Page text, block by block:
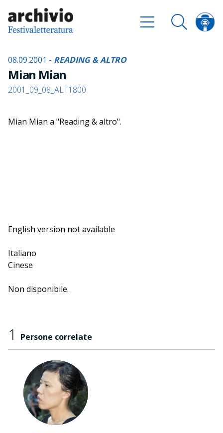
08.09.2001 - READING & ALTRO
Mian Mian
2001_09_08_ALT1800
Mian Mian a "Reading & altro".
English version not available
Italiano
Cinese
Non disponibile.
1 Persone correlate